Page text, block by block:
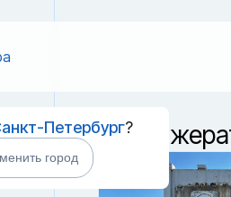
Петербург?
город